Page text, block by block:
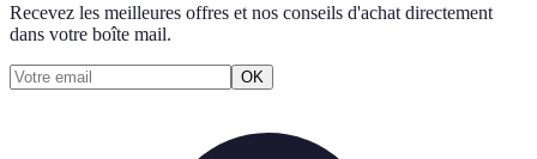
Recevez les meilleures offres et nos conseils d'achat directement
dans votre boîte mail.
OK